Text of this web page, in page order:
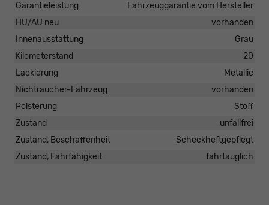
Garantieleistung
Fahrzeuggarantie vom Hersteller
HU/AU neu
vorhanden
Innenausstattung
Grau
Kilometerstand
20
Lackierung
Metallic
Nichtraucher-Fahrzeug
vorhanden
Polsterung
Stoff
Zustand
unfallfrei
Zustand, Beschaffenheit
Scheckheftgepflegt
Zustand, Fahrfähigkeit
fahrtauglich